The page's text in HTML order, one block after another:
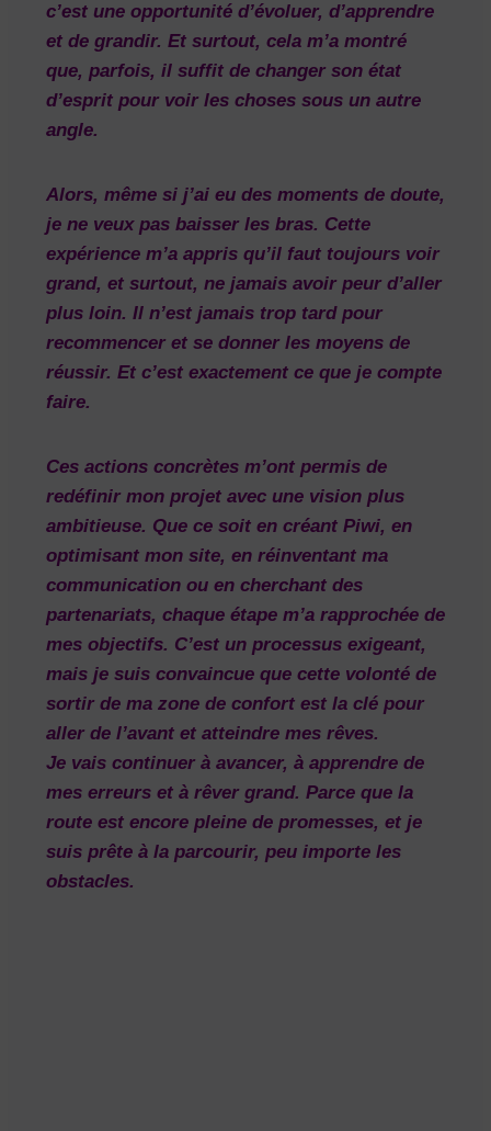
c’est une opportunité d’évoluer, d’apprendre
et de grandir. Et surtout, cela m’a montré
que, parfois, il suffit de changer son état
d’esprit pour voir les choses sous un autre
angle.
Alors, même si j’ai eu des moments de doute,
je ne veux pas baisser les bras. Cette
expérience m’a appris qu’il faut toujours voir
grand, et surtout, ne jamais avoir peur d’aller
plus loin. Il n’est jamais trop tard pour
recommencer et se donner les moyens de
réussir. Et c’est exactement ce que je compte
faire.
Ces actions concrètes m’ont permis de
redéfinir mon projet avec une vision plus
ambitieuse. Que ce soit en créant Piwi, en
optimisant mon site, en réinventant ma
communication ou en cherchant des
partenariats, chaque étape m’a rapprochée de
mes objectifs. C’est un processus exigeant,
mais je suis convaincue que cette volonté de
sortir de ma zone de confort est la clé pour
aller de l’avant et atteindre mes rêves.
Je vais continuer à avancer, à apprendre de
mes erreurs et à rêver grand. Parce que la
route est encore pleine de promesses, et je
suis prête à la parcourir, peu importe les
obstacles.